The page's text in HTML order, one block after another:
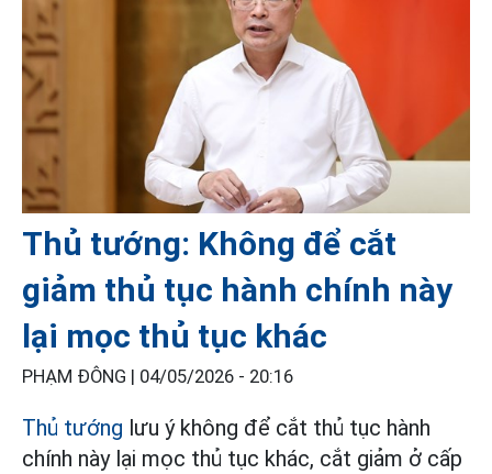
Thủ tướng: Không để cắt
giảm thủ tục hành chính này
lại mọc thủ tục khác
PHẠM ĐÔNG | 04/05/2026 - 20:16
Thủ tướng lưu ý không để cắt thủ tục hành
chính này lại mọc thủ tục khác, cắt giảm ở cấp